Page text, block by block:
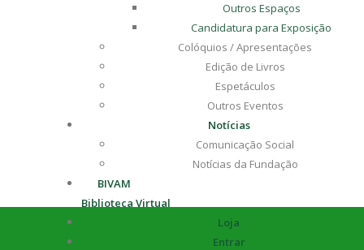
Outros Espaços
Candidatura para Exposição
Colóquios / Apresentações
Edição de Livros
Espetáculos
Outros Eventos
Notícias
Comunicação Social
Notícias da Fundação
BIVAM
Biblioteca Virtual
Loja
Entrar